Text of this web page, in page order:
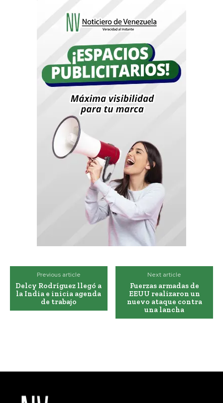
Previous article
Delcy Rodríguez llegó a
la India e inicia agenda
de trabajo
Next article
Fuerzas armadas de
EEUU realizaron un
nuevo ataque contra
una lancha